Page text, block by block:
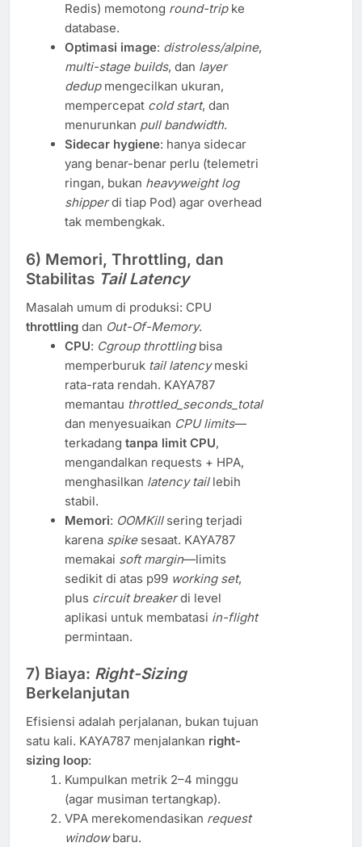
Redis) memotong round-tripke
database.
Optimasi image: distroless/alpine,
multi-stage builds, dan layer
dedupmengecilkan ukuran,
mempercepat cold start, dan
menurunkan pull bandwidth.
Sidecar hygiene: hanya sidecar
yang benar-benar perlu (telemetri
ringan, bukan heavyweight log
shipperdi tiap Pod) agar overhead
tak membengkak.
6) Memori, Throttling, dan
Stabilitas Tail Latency
Masalah umum di produksi: CPU
throttling dan Out-Of-Memory.
CPU: Cgroup throttlingbisa
memperburuk tail latencymeski
rata-rata rendah. KAYA787
memantau throttled_seconds_total
dan menyesuaikan CPU limits—
terkadang tanpa limit CPU,
mengandalkan requests + HPA,
menghasilkan latency taillebih
stabil.
Memori: OOMKillsering terjadi
karena spikesesaat. KAYA787
memakai soft margin—limits
sedikit di atas p99 working set,
plus circuit breakerdi level
aplikasi untuk membatasi in-flight
permintaan.
7) Biaya: Right-Sizing
Berkelanjutan
Efisiensi adalah perjalanan, bukan tujuan
satu kali. KAYA787 menjalankan right-
sizing loop:
Kumpulkan metrik 2–4 minggu
(agar musiman tertangkap).
VPA merekomendasikan request
windowbaru.